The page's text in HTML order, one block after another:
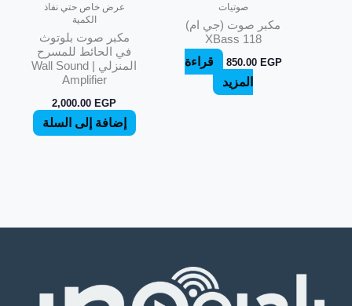
صوتيات
مكبر صوت (جي ام)
118 XBass
850.00 EGP
قراءة
المزيد
عرض خاص حتي نفاذ
الكمية
مكبر صوت بلوتوث
في الحائط للمسرح
المنزلي | Wall Sound
Amplifier
2,000.00 EGP
إضافة إلى السلة